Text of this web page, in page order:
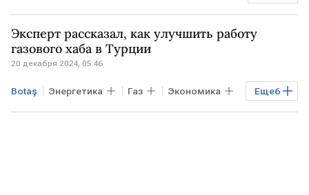
ТУРЦИЯ Газ
Эксперт рассказал, как улучшить работу
газового хаба в Турции
20 декабря 2024, 05:46
Еще6
Botaş Энергетика Газ Экономика
ТУРЦИЯ Анкара ЕВРОПА